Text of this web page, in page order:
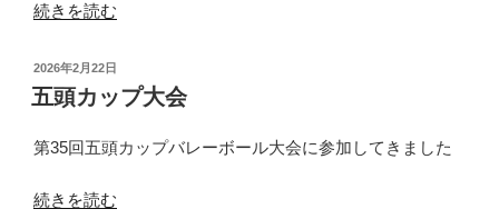
“な
り
雪
発
の
続きを読む
投
稿
日:
2026年2月22日
五頭カップ大会
第35回五頭カップバレーボール大会に参加してきました
“五
続きを読む